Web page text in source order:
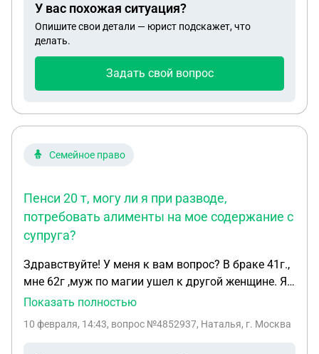
года после года проживания с ней я с 2023 года
делал ей ежемесячные плотяжи так как мы с ней
договорились устно Имеет ли она право подавать
участвовал в жизни детей.И как мне в этой
У вас похожая ситуация?
Опишите свои детали — юрист подскажет, что
делать.
Задать свой вопрос
Семейное право
Пенси 20 т, могу ли я при разводе,
потребовать алименты на мое содержание с
супруга?
Здравствуйте! У меня к вам вопрос? В браке 41г.,
мне 62г ,муж по магии ушел к другой женщине. Я
являюсь инвалидом 3 гр, перенесла 2 инсульта,
открытую операцию на сердце, шунтирование и
Показать полностью
10 февраля, 14:43, вопрос №4852937, Наталья, г. Москва